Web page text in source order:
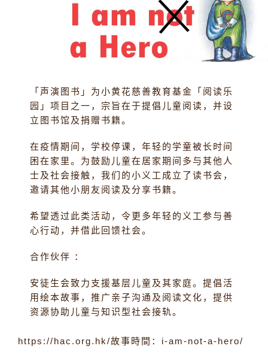
「声演图书」为小黄花慈善教育基金「阅读乐
园」项目之一，宗旨在于提倡儿童阅读，并设
立图书馆及捐赠书籍。
在疫情期间，学校停课，年轻的学童被长时间
困在家里。为鼓励儿童在居家期间多与其他人
士及社会接触，我们的小义工成立了读书会，
邀请其他小朋友阅读及分享书籍。
希望透过此类活动，令更多年轻的义工参与善
心行动，并借此回馈社会。
合作伙伴 ：
安徒生会致力支援基层儿童及其家庭。提倡活
用绘本故事，推广亲子沟通及阅读文化，提供
资源协助儿童与知识型社会接轨。
https://hac.org.hk/故事時間：i-am-not-a-hero/